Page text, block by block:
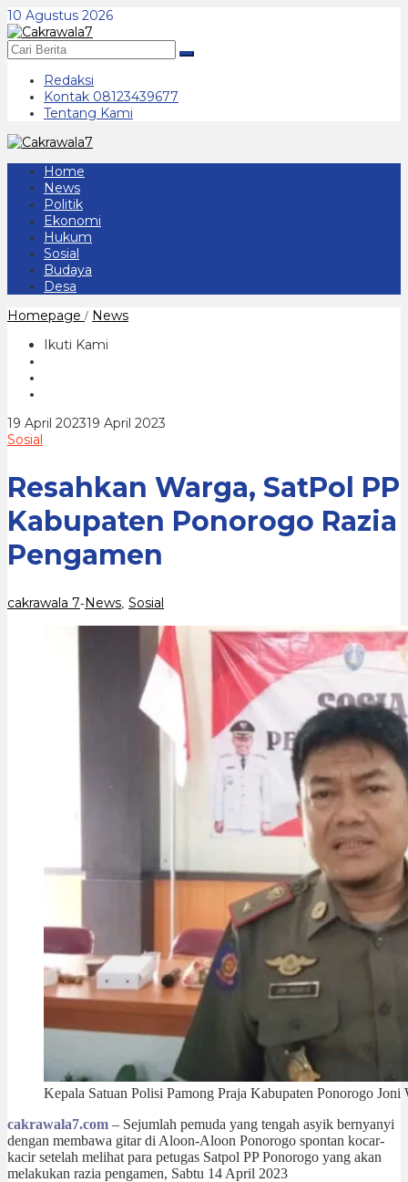
Lewati
ke
konten
10 Agustus 2026
Redaksi
Kontak 08123439677
Tentang Kami
Home
News
Politik
Ekonomi
Hukum
Sosial
Budaya
Desa
Homepage / NewsResahkan
Pengamen
Ikuti Kami
19 April 202319 April 2023
Sosial
Resahkan Warga, SatPol PP
Kabupaten Ponorogo Razia
Pengamen
cakrawala 7-News Sosial
Kepala Satuan Polisi Pamong Praja Kabupaten Ponorogo Joni
cakrawala7.com – Sejumlah pemuda yang tengah asyik bernyanyi
dengan membawa gitar di Aloon-Aloon Ponorogo spontan kocar-
kacir setelah melihat para petugas Satpol PP Ponorogo yang akan
melakukan razia pengamen, Sabtu 14 April 2023